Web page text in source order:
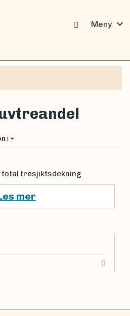
Meny expand_more
i
tresjiktsdekning
mer